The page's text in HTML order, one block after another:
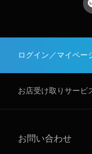
ログイン／マイペー
お店受け取りサービ
お問い合わせ